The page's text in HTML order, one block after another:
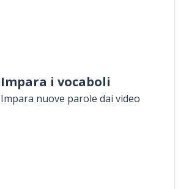
Impara i vocaboli
Impara nuove parole dai video